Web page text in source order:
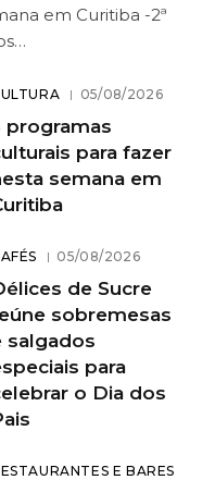
em Curitiba -2ª
05/08/2026
programas
para fazer
semana em
05/08/2026
de Sucre
sobremesas
salgados
para
o Dia dos
E BARES